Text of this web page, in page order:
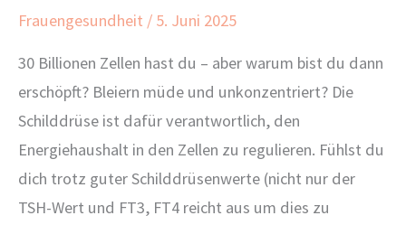
Frauengesundheit / 5. Juni 2025
30 Billionen Zellen hast du – aber warum bist du dann
erschöpft? Bleiern müde und unkonzentriert? Die
Schilddrüse ist dafür verantwortlich, den
Energiehaushalt in den Zellen zu regulieren. Fühlst du
dich trotz guter Schilddrüsenwerte (nicht nur der
TSH-Wert und FT3, FT4 reicht aus um dies zu